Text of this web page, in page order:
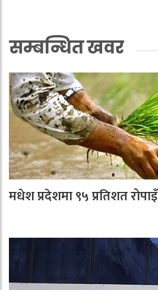
सम्बन्धित खवर
मधेश प्रदेशमा ९५ प्रतिशत रोपाइँ